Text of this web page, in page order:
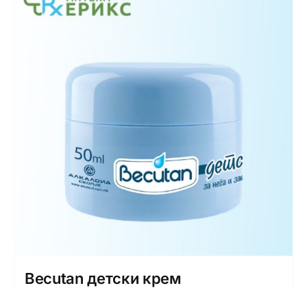
Becutan детски крем